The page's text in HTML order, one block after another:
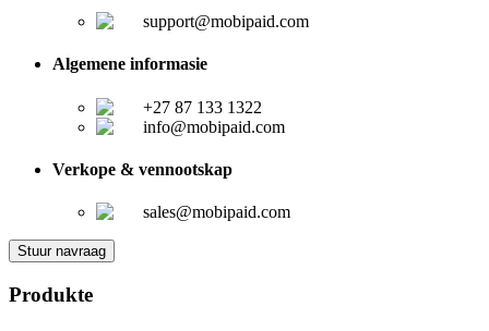
support@mobipaid.com
Algemene informasie
+27 87 133 1322
info@mobipaid.com
Verkope & vennootskap
sales@mobipaid.com
Stuur navraag
Produkte